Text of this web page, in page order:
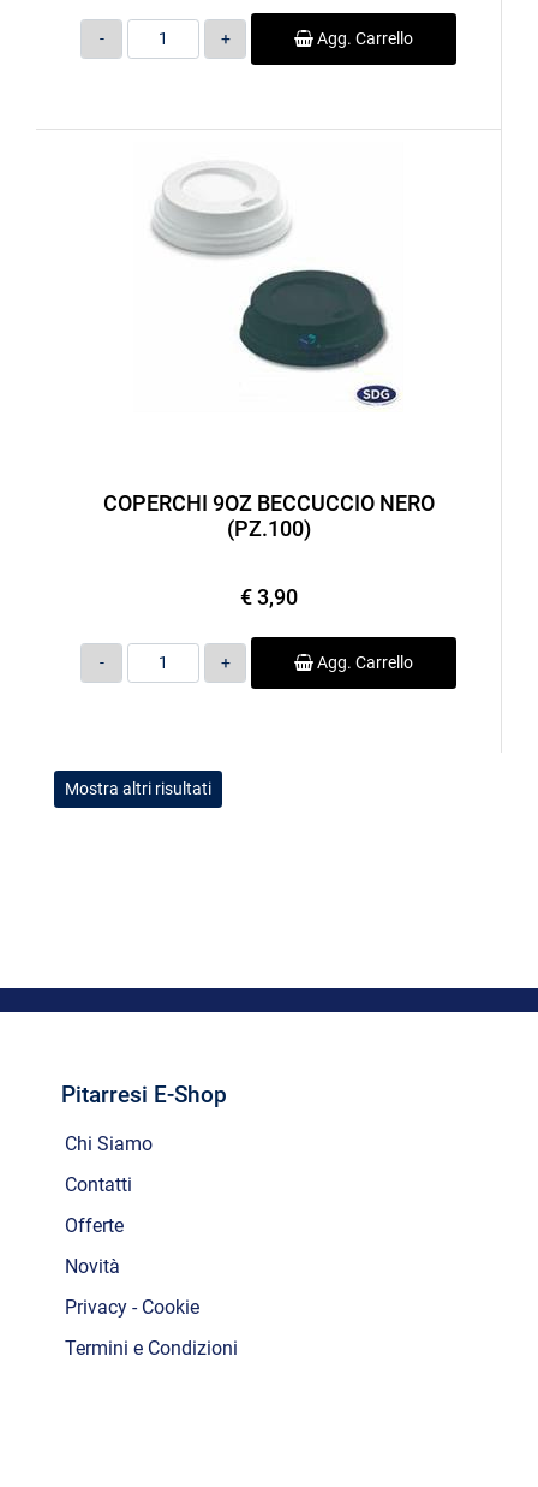
Quantità
Agg. Carrello
COPERCHI 9OZ BECCUCCIO NERO
(PZ.100)
€ 3,90
Quantità
Agg. Carrello
Mostra altri risultati
Pitarresi E-Shop
Chi Siamo
Contatti
Offerte
Novità
Privacy - Cookie
Termini e Condizioni